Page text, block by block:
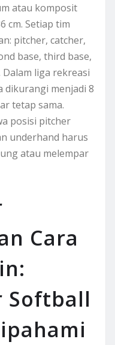
atau komposit
cm. Setiap tim
pitcher, catcher,
base, third base,
liga rekreasi
dikurangi menjadi 8
tetap sama.
posisi pitcher
underhand harus
atau melempar
Cara
Softball